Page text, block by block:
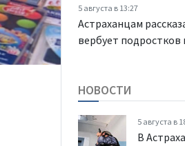
5 августа в 13:27
Астраханцам
вербует подростков
НОВОСТИ
5 августа в
В